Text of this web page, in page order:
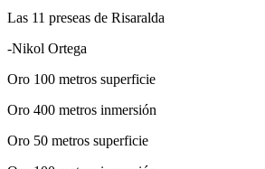
Las 11 preseas de Risaralda
-Nikol Ortega
Oro 100 metros superficie
Oro 400 metros inmersión
Oro 50 metros superficie